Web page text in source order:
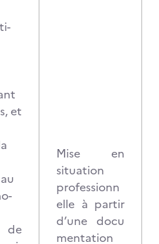
et
de
Mise en
situation
professionn
elle à partir
d’une docu
mentation